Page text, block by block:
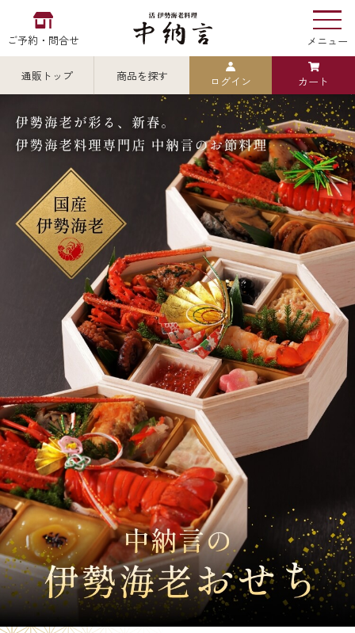
ご予約・問合せ メニュー
中納言 お食い初め
中納言の伊勢海老
用途・シーン
ご結婚式 1.5次会・
二次会
レストラン
オンライン通販
(造り/焼物/蒸し/ボイル伊勢海老)
(ごちそう重/誕生日重/還暦重/お食い初め重)
(生おせち/おせち冷凍)
弁当宅配・仕出し
鉄板焼 ひかり
製薬会社・MR
企業情報
サイトマップ
採用情報
ご意見・お問合せ
通販トップ 商品を探す
検索
カテゴリから探す 全ての商品を見る
伊勢海老
全ての商品を見る
お造り（お刺身）
焼物
蒸し
ボイル伊勢海老
ごちそう重
全ての商品を見る
ごちそう重
還暦重
誕生日重
お食い初め重
おせち
全ての商品を見る
生おせち
おせち冷凍
海鮮鍋
海鮮ＢＢＱ
調味料
スープ・スープカレー
お味噌汁
ログイン カート